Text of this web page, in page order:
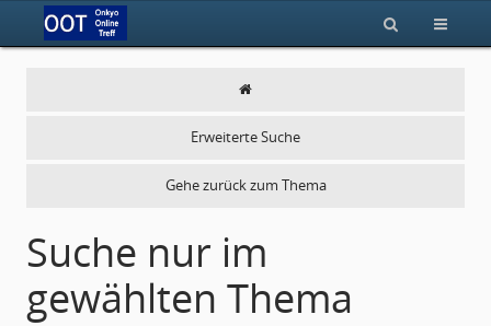
Erweiterte Suche
Gehe zurück zum Thema
Suche nur im
gewählten Thema